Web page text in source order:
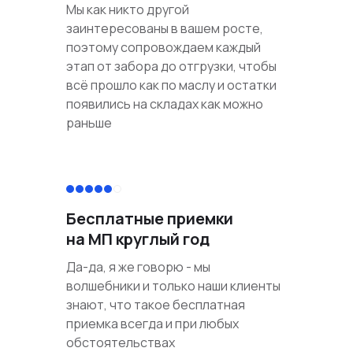
Мы как никто другой
заинтересованы в вашем росте,
поэтому сопровождаем каждый
этап от забора до отгрузки, чтобы
всё прошло как по маслу и остатки
появились на складах как можно
раньше
Бесплатные приемки
на МП круглый год
Да-да, я же говорю - мы
волшебники и только наши клиенты
знают, что такое бесплатная
приемка всегда и при любых
обстоятельствах